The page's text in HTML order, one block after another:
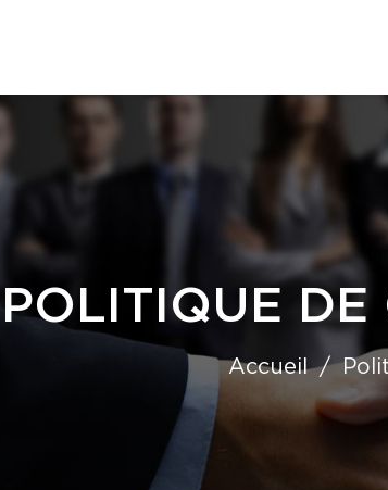
POLITIQUE DE
Accueil